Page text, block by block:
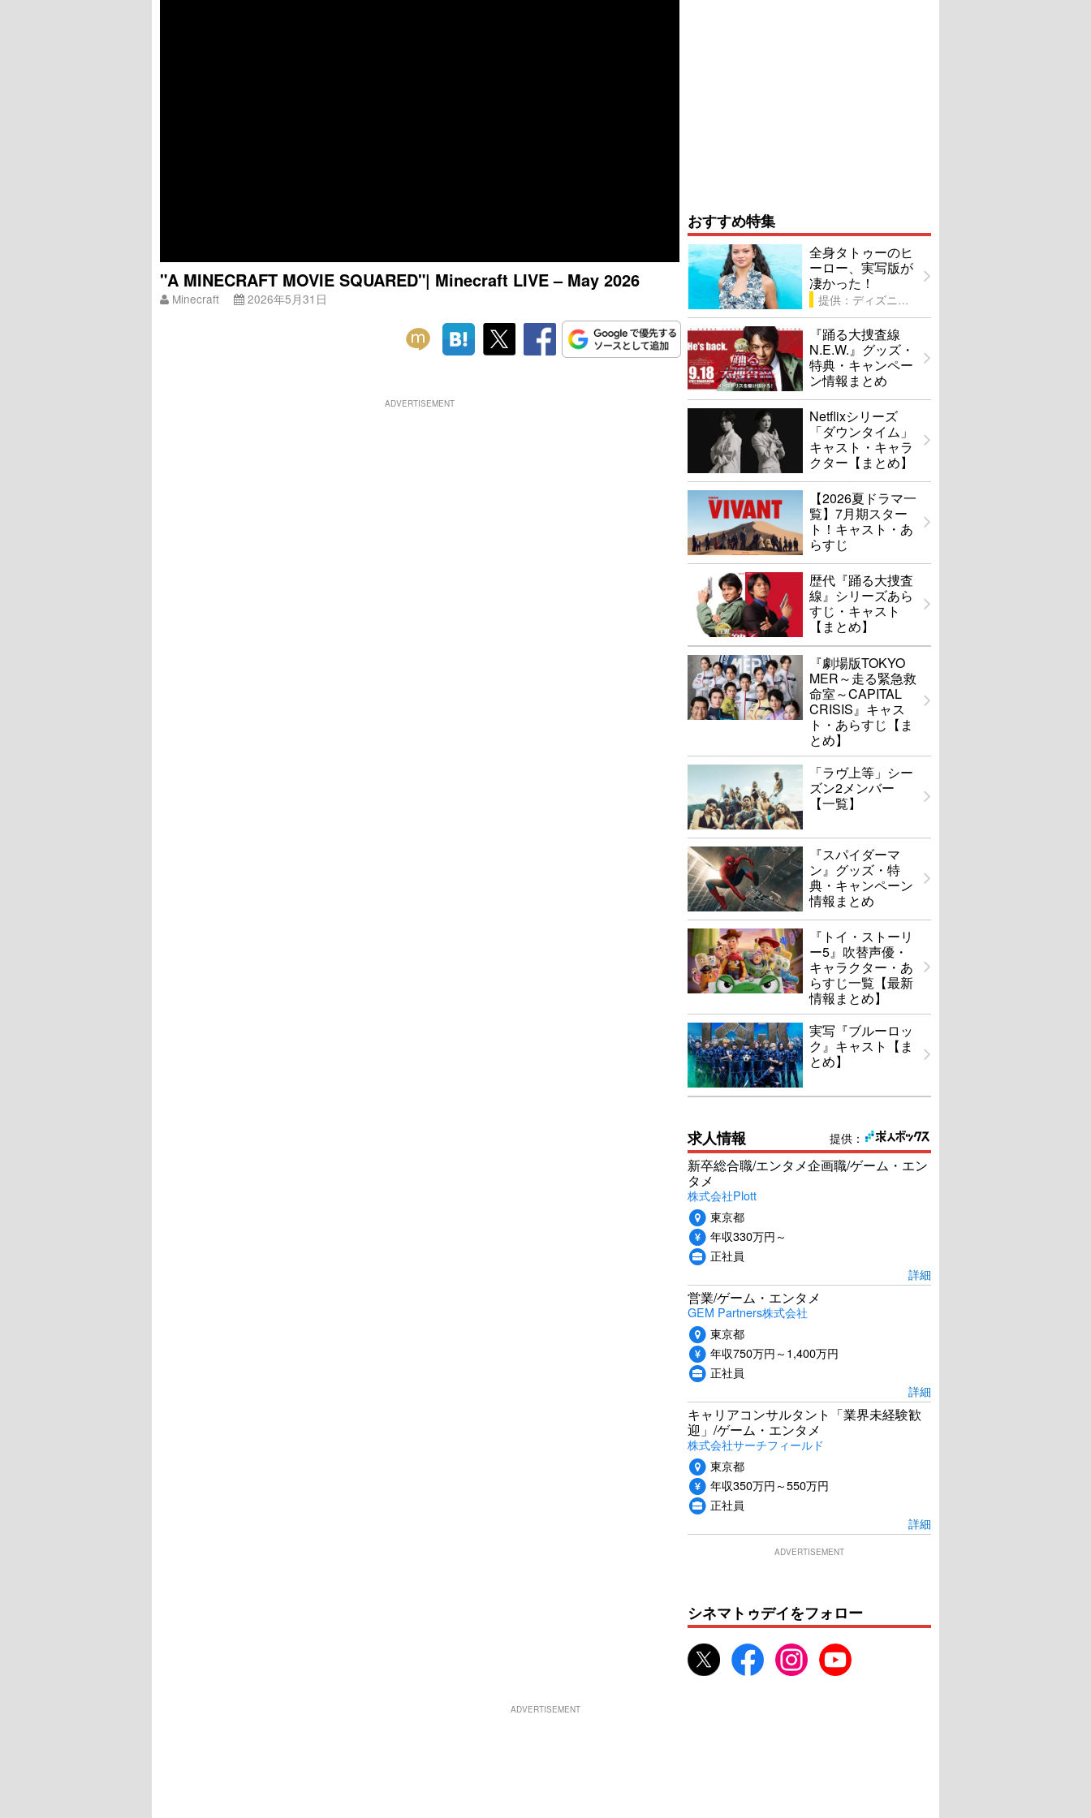
"A MINECRAFT MOVIE SQUARED"| Minecraft LIVE – May 2026
Minecraft 2026年5月31日
ADVERTISEMENT
おすすめ特集
全身タトゥーのヒ
ーロー、実写版が
凄かった！
提供：ディズニー
『踊る大捜査線
N.E.W.』グッズ・
特典・キャンペー
ン情報まとめ
Netflixシリーズ
「ダウンタイム」
キャスト・キャラ
クター【まとめ】
【2026夏ドラマ一
覧】7月期スター
ト！キャスト・あ
らすじ
歴代『踊る大捜査
線』シリーズあら
すじ・キャスト
【まとめ】
『劇場版TOKYO
MER～走る緊急救
命室～CAPITAL
CRISIS』キャス
ト・あらすじ【ま
とめ】
「ラヴ上等」シー
ズン2メンバー
【一覧】
『スパイダーマ
ン』グッズ・特
典・キャンペーン
情報まとめ
『トイ・ストーリ
ー5』吹替声優・
キャラクター・あ
らすじ一覧【最新
情報まとめ】
実写『ブルーロッ
ク』キャスト【ま
とめ】
提供：
求人情報
新卒総合職/エンタメ企画職/ゲーム・エン
タメ
株式会社Plott
東京都
年収330万円～
正社員
詳細
営業/ゲーム・エンタメ
GEM Partners株式会社
東京都
年収750万円～1,400万円
正社員
詳細
キャリアコンサルタント「業界未経験歓
迎」/ゲーム・エンタメ
株式会社サーチフィールド
東京都
年収350万円～550万円
正社員
詳細
ADVERTISEMENT
シネマトゥデイをフォロー
ADVERTISEMENT